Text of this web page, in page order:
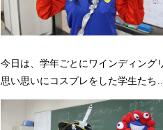
今日は、学年ごとにワインディング
思い思いにコスプレをした学生た